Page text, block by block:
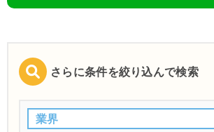
さらに条件を絞り込んで検索
業界